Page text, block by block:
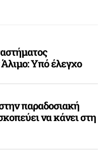
Υπό έλεγχο
παραδοσιακή
να κάνει στη